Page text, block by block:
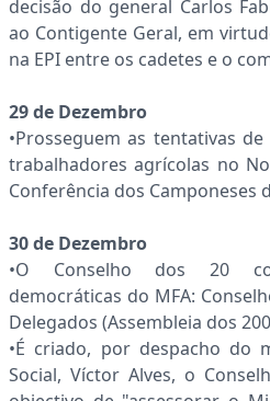
decisão do general Carlos
ao Contigente Geral, em
na EPI entre os cadetes e o
29 de Dezembro
•Prosseguem as tentativas
trabalhadores agrícolas no
Conferência dos Camponeses
30 de Dezembro
•O Conselho dos 20
democráticas do MFA:
Delegados (Assembleia dos
•É criado, por despacho do
Social, Víctor Alves, o